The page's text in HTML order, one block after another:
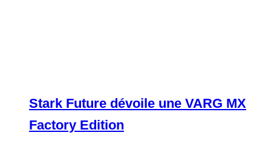
Stark Future dévoile une VARG MX
Factory Edition